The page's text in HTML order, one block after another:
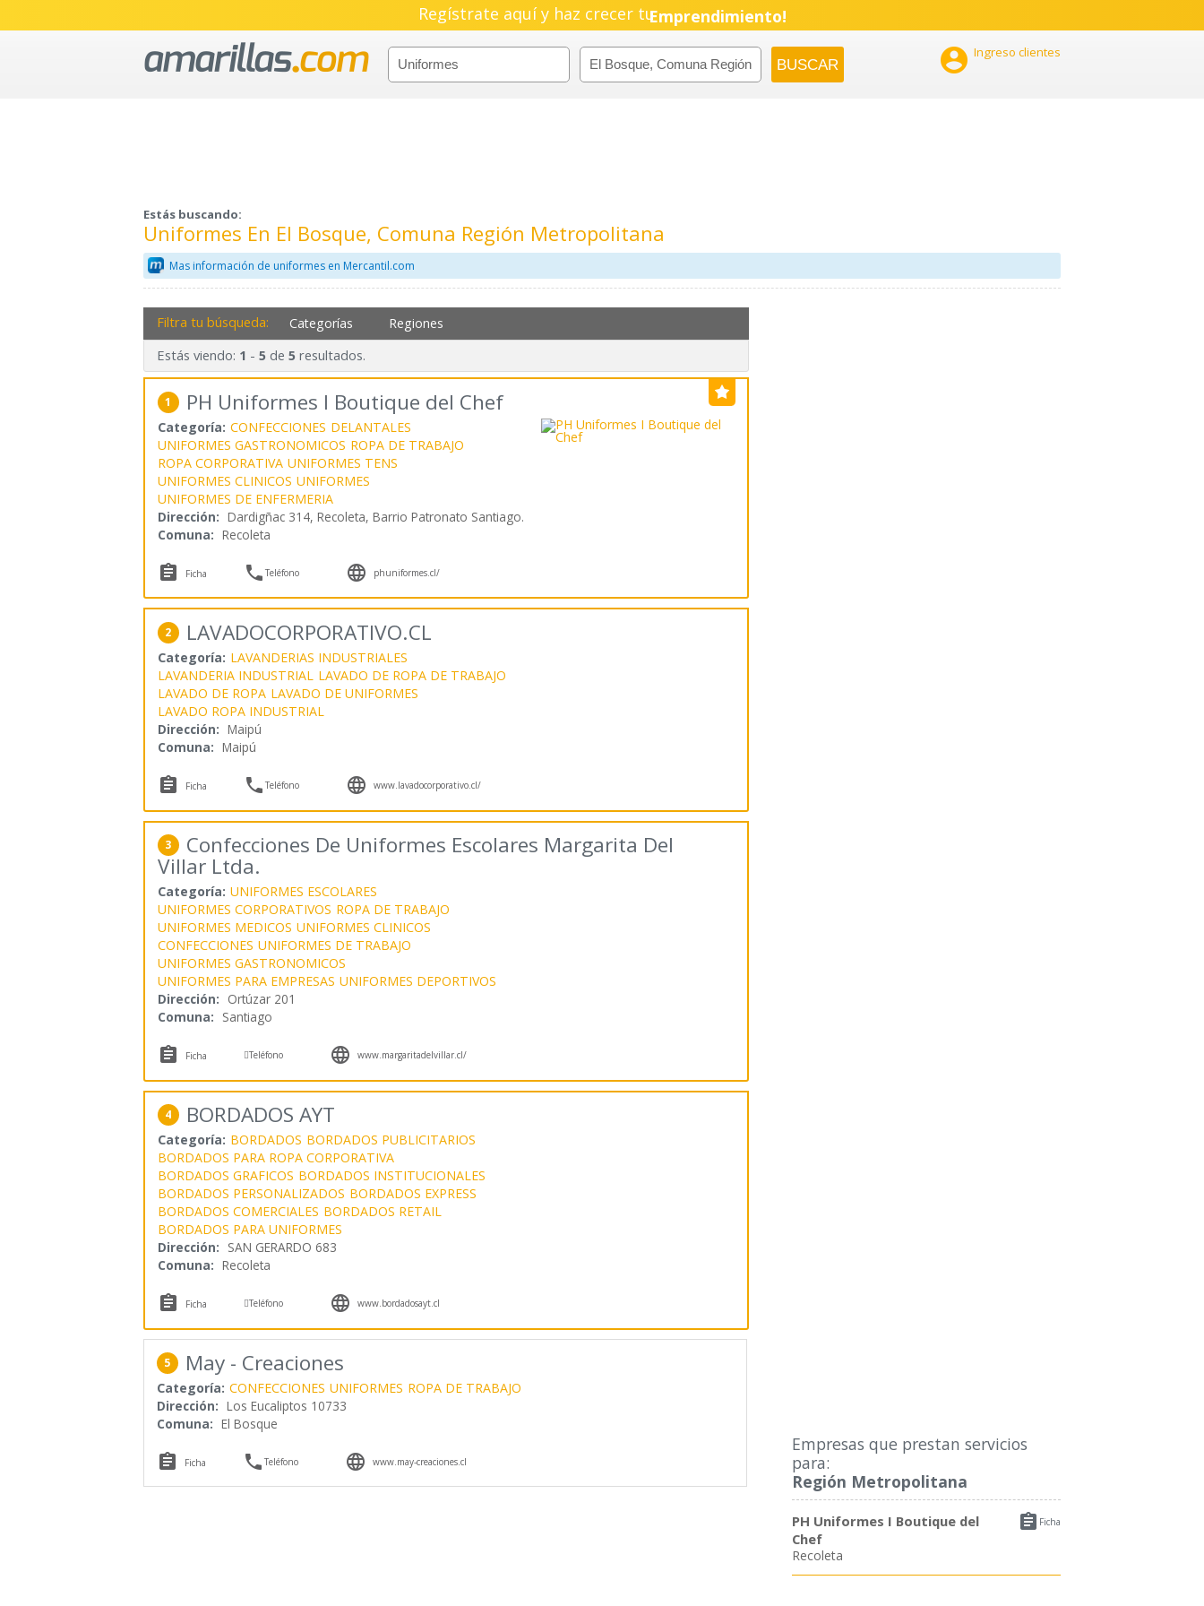
Regístrate aquí y haz crecer tuPyme!
Emprendimiento!
 Ingreso clientes
Estás buscando:
Uniformes En El Bosque, Comuna Región Metropolitana
Mas información de uniformes en Mercantil.com
Empresas que prestan servicios
para:
Región Metropolitana
 Ficha
PH Uniformes I Boutique del
Chef
Recoleta
Filtra tu búsqueda: Categorías Regiones
Estás viendo: 1 - 5 de 5 resultados.
1 PH Uniformes I Boutique del Chef
Categoría: CONFECCIONES DELANTALES
UNIFORMES GASTRONOMICOS ROPA DE TRABAJO
ROPA CORPORATIVA UNIFORMES TENS
UNIFORMES CLINICOS UNIFORMES
UNIFORMES DE ENFERMERIA
Dirección: Dardigñac 314, Recoleta, Barrio Patronato Santiago.
Comuna: Recoleta
 Ficha Teléfono  phuniformes.cl/
2 LAVADOCORPORATIVO.CL
Categoría: LAVANDERIAS INDUSTRIALES
LAVANDERIA INDUSTRIAL LAVADO DE ROPA DE TRABAJO
LAVADO DE ROPA LAVADO DE UNIFORMES
LAVADO ROPA INDUSTRIAL
Dirección: Maipú
Comuna: Maipú
 Ficha Teléfono  www.lavadocorporativo.cl/
3 Confecciones De Uniformes Escolares Margarita Del
Villar Ltda.
Categoría: UNIFORMES ESCOLARES
UNIFORMES CORPORATIVOS ROPA DE TRABAJO
UNIFORMES MEDICOS UNIFORMES CLINICOS
CONFECCIONES UNIFORMES DE TRABAJO
UNIFORMES GASTRONOMICOS
UNIFORMES PARA EMPRESAS UNIFORMES DEPORTIVOS
Dirección: Ortúzar 201
Comuna: Santiago
 Ficha Teléfono  www.margaritadelvillar.cl/
4 BORDADOS AYT
Categoría: BORDADOS BORDADOS PUBLICITARIOS
BORDADOS PARA ROPA CORPORATIVA
BORDADOS GRAFICOS BORDADOS INSTITUCIONALES
BORDADOS PERSONALIZADOS BORDADOS EXPRESS
BORDADOS COMERCIALES BORDADOS RETAIL
BORDADOS PARA UNIFORMES
Dirección: SAN GERARDO 683
Comuna: Recoleta
 Ficha Teléfono  www.bordadosayt.cl
5 May - Creaciones
Categoría: CONFECCIONES UNIFORMES ROPA DE TRABAJO
Dirección: Los Eucaliptos 10733
Comuna: El Bosque
 Ficha Teléfono  www.may-creaciones.cl